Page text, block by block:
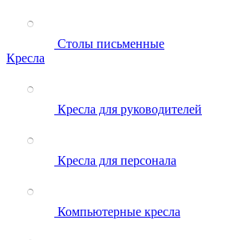
Столы письменные
Кресла
Кресла для руководителей
Кресла для персонала
Компьютерные кресла